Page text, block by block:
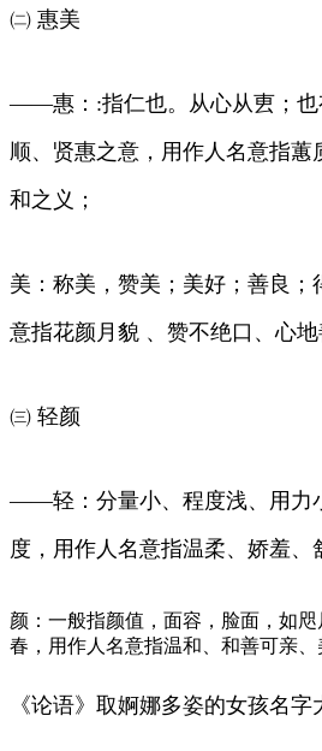
㈡ 惠美
——惠：:指仁也。从心从叀；也
顺、贤惠之意，用作人名意指蕙
和之义；
美：称美，赞美；美好；善良；
意指花颜月貌 、赞不绝口、心地
㈢ 轻颜
——轻：分量小、程度浅、用力
度，用作人名意指温柔、娇羞、
颜：一般指颜值，面容，脸面，如
春，用作人名意指温和、和善可亲、
《论语》取婀娜多姿的女孩名字